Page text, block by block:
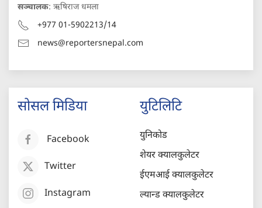
सञ्चालक: ऋषिराज धमला
+977 01-5902213/14
news@reportersnepal.com
सोसल मिडिया
Facebook
Twitter
Instagram
युटिलिटि
युनिकोड
शेयर क्यालकुलेटर
ईएमआई क्यालकुलेटर
ल्यान्ड क्यालकुलेटर